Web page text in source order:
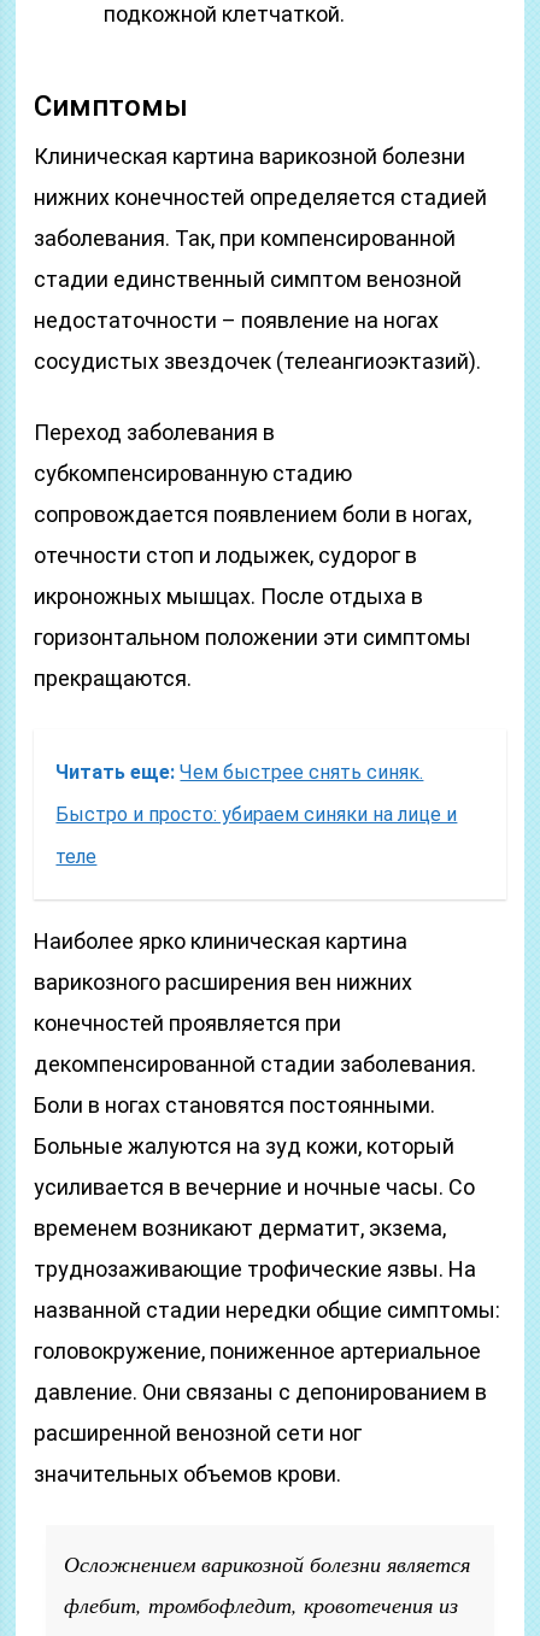
подкожной клетчаткой.
Симптомы
Клиническая картина варикозной болезни
нижних конечностей определяется стадией
заболевания. Так, при компенсированной
стадии единственный симптом венозной
недостаточности – появление на ногах
сосудистых звездочек (телеангиоэктазий).
Переход заболевания в
субкомпенсированную стадию
сопровождается появлением боли в ногах,
отечности стоп и лодыжек, судорог в
икроножных мышцах. После отдыха в
горизонтальном положении эти симптомы
прекращаются.
Читать еще: Чем быстрее снять синяк.
Быстро и просто: убираем синяки на лице и
теле
Наиболее ярко клиническая картина
варикозного расширения вен нижних
конечностей проявляется при
декомпенсированной стадии заболевания.
Боли в ногах становятся постоянными.
Больные жалуются на зуд кожи, который
усиливается в вечерние и ночные часы. Со
временем возникают дерматит, экзема,
труднозаживающие трофические язвы. На
названной стадии нередки общие симптомы:
головокружение, пониженное артериальное
давление. Они связаны с депонированием в
расширенной венозной сети ног
значительных объемов крови.
Осложнением варикозной болезни является
флебит, тромбофледит, кровотечения из